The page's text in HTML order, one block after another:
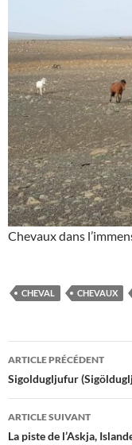
Chevaux dans
CHEVAL CHEVAUX
Navigation
des
articles
ARTICLE PRÉCÉDENT
Sigoldugljufur
ARTICLE SUIVANT
La piste de l’Askja,